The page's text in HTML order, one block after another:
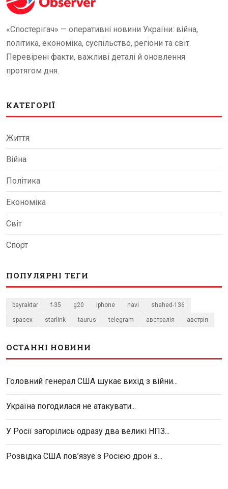
«Спостерігач» — оперативні новини України: війна,
політика, економіка, суспільство, регіони та світ.
Перевірені факти, важливі деталі й оновлення
протягом дня.
КАТЕГОРІЇ
Життя
Війна
Політика
Економіка
Світ
Спорт
ПОПУЛЯРНІ ТЕГИ
bayraktar f-35 g20 iphone navi shahed-136
spacex starlink taurus telegram австралія австрія
ОСТАННІ НОВИНИ
Головний генерал США шукає вихід з війни...
Україна погодилася не атакувати...
У Росії загорілись одразу два великі НПЗ...
Розвідка США пов’язує з Росією дрон з...